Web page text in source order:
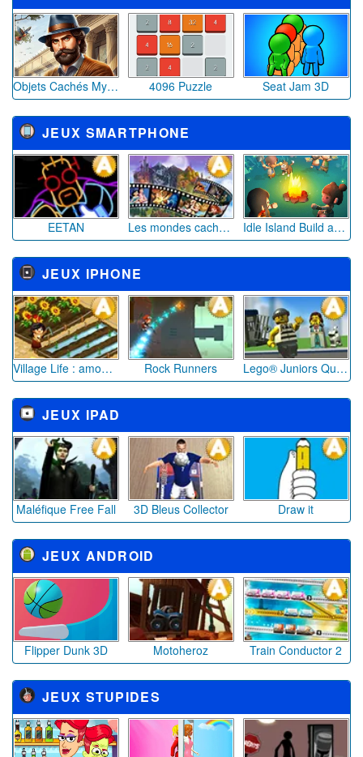
Objets Cachés Mystère du Musée 4096 Puzzle Seat Jam 3D
JEUX SMARTPHONE
EETAN Les mondes cachés de Disney Idle Island Build and Survive
JEUX IPHONE
Village Life : amour & bébés Rock Runners Lego® Juniors Quest
JEUX IPAD
Maléfique Free Fall 3D Bleus Collector Draw it
JEUX ANDROID
Flipper Dunk 3D Motoheroz Train Conductor 2
JEUX STUPIDES